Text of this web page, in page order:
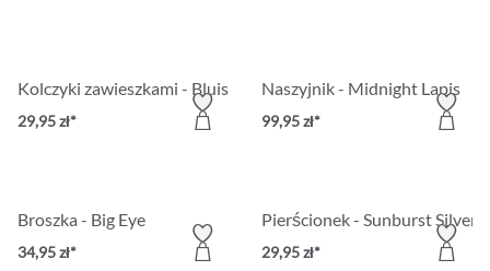
Kolczyki zawieszkami - Bluish Circle
29,95 zł*
Naszyjnik - Midnight Lapis
99,95 zł*
Broszka - Big Eye
34,95 zł*
Pierścionek - Sunburst Silver
29,95 zł*